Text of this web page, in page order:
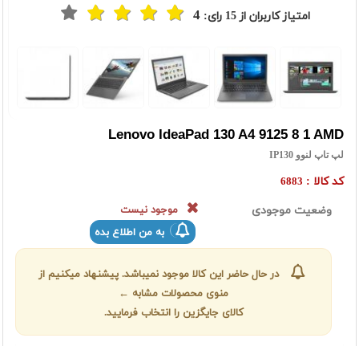
امتیاز کاربران از15 رای: 4
Lenovo IdeaPad 130 A4 9125 8 1 AMD
لپ تاپ لنوو IP130
کد کالا : 6883
وضعیت موجودی
موجود نیست
به من اطلاع بده
در حال حاضر این کالا موجود نمیباشد. پیشنهاد میکنیم از
منوی محصولات مشابه ←
کالای جایگزین را انتخاب فرمایید.